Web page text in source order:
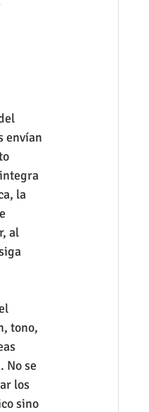
envían
la
al
tono,
No se
los
sino